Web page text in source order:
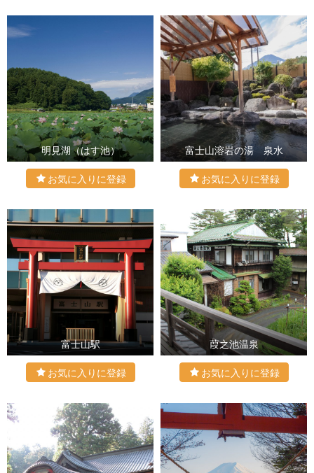
明見湖（はす池） 富士山溶岩の湯 泉水
富士山駅 葭之池温泉